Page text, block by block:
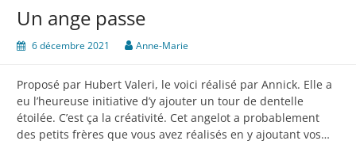
Un ange passe
6 décembre 2021 Anne-Marie
Proposé par Hubert Valeri, le voici réalisé par Annick. Elle a
eu l’heureuse initiative d’y ajouter un tour de dentelle
étoilée. C’est ça la créativité. Cet angelot a probablement
des petits frères que vous avez réalisés en y ajoutant vos…